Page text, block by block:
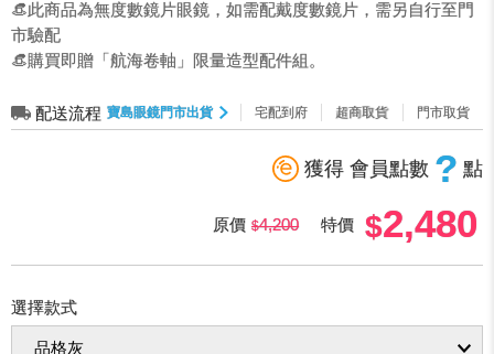
👒此商品為無度數鏡片眼鏡，如需配戴度數鏡片，需另自行至門
市驗配
👒購買即贈「航海卷軸」限量造型配件組。
配送流程 寶島眼鏡門市出貨 宅配到府 超商取貨 門市取貨
獲得 會員點數 ? 點
原價 4,200 特價 2,480
選擇款式